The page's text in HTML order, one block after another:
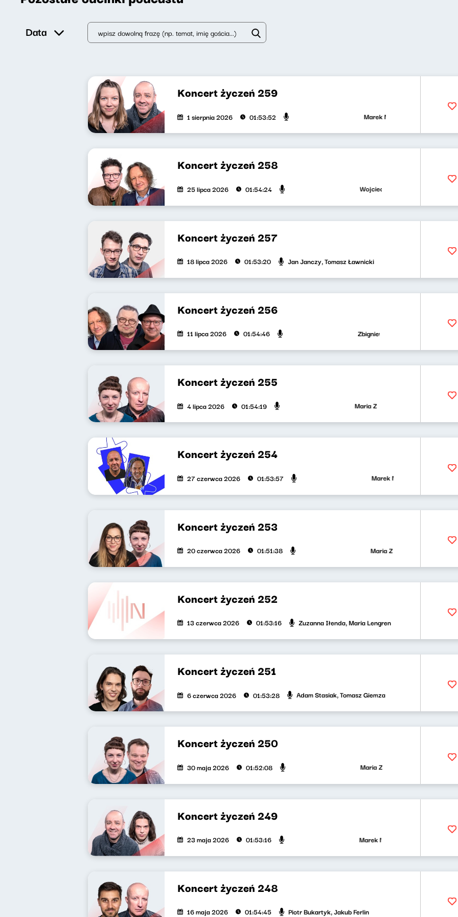
Data
Koncert życzeń 259
1 sierpnia 2026 01:53:52 Marek Napiórkowski, Adriana
Koncert życzeń 258
25 lipca 2026 01:54:24 Wojciech Malajkat, Ryszard Koziołek
Koncert życzeń 257
18 lipca 2026 01:53:20 Jan Janczy, Tomasz Ławnicki
Koncert życzeń 256
11 lipca 2026 01:54:46 Zbigniew Zamachowski, Wojciech
Koncert życzeń 255
4 lipca 2026 01:54:19 Maria Zamachowska, Piotr Bukartyk
Koncert życzeń 254
27 czerwca 2026 01:53:57 Marek Napiórkowski, Jose Torres
Koncert życzeń 253
20 czerwca 2026 01:51:38 Maria Zamachowska, Olga
Koncert życzeń 252
13 czerwca 2026 01:53:16 Zuzanna Iłenda, Maria Lengren
Koncert życzeń 251
6 czerwca 2026 01:53:28 Adam Stasiak, Tomasz Giemza
Koncert życzeń 250
30 maja 2026 01:52:08 Maria Zamachowska, Jakub Jędras
Koncert życzeń 249
23 maja 2026 01:53:16 Marek Napiórkowski, Adam Stasiak
Koncert życzeń 248
16 maja 2026 01:54:45 Piotr Bukartyk, Jakub Ferlin